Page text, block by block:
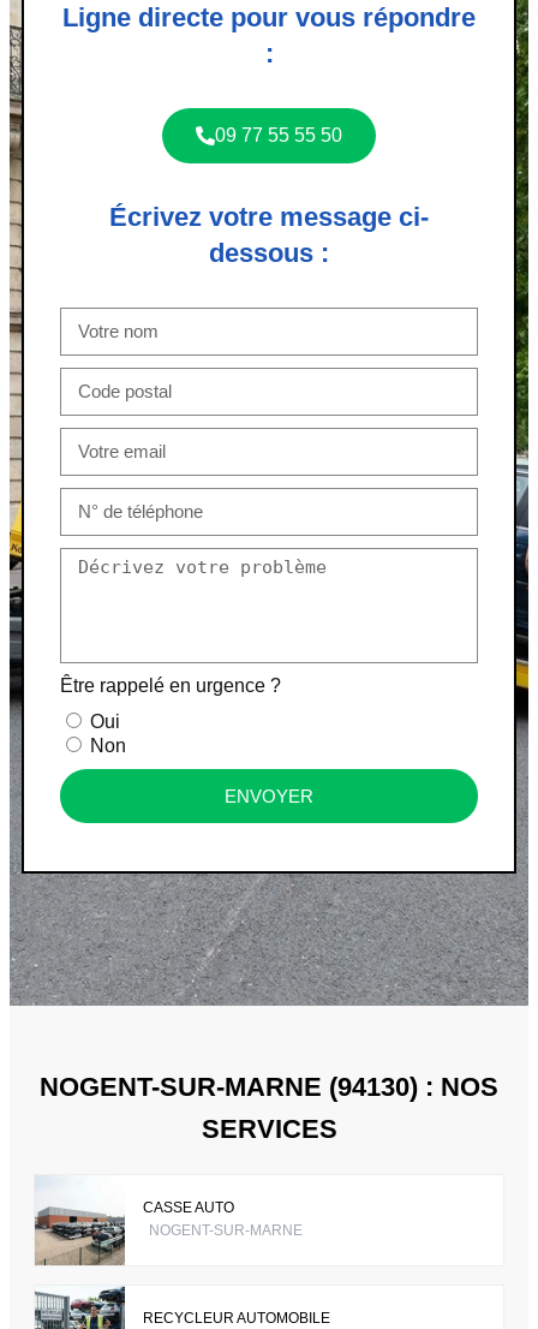
Ligne directe pour vous répondre
:
09 77 55 55 50
Écrivez votre message ci-
dessous :
Être rappelé en urgence ?
Oui
Non
ENVOYER
NOGENT-SUR-MARNE (94130) : NOS
SERVICES
CASSE AUTO
NOGENT-SUR-MARNE
RECYCLEUR AUTOMOBILE